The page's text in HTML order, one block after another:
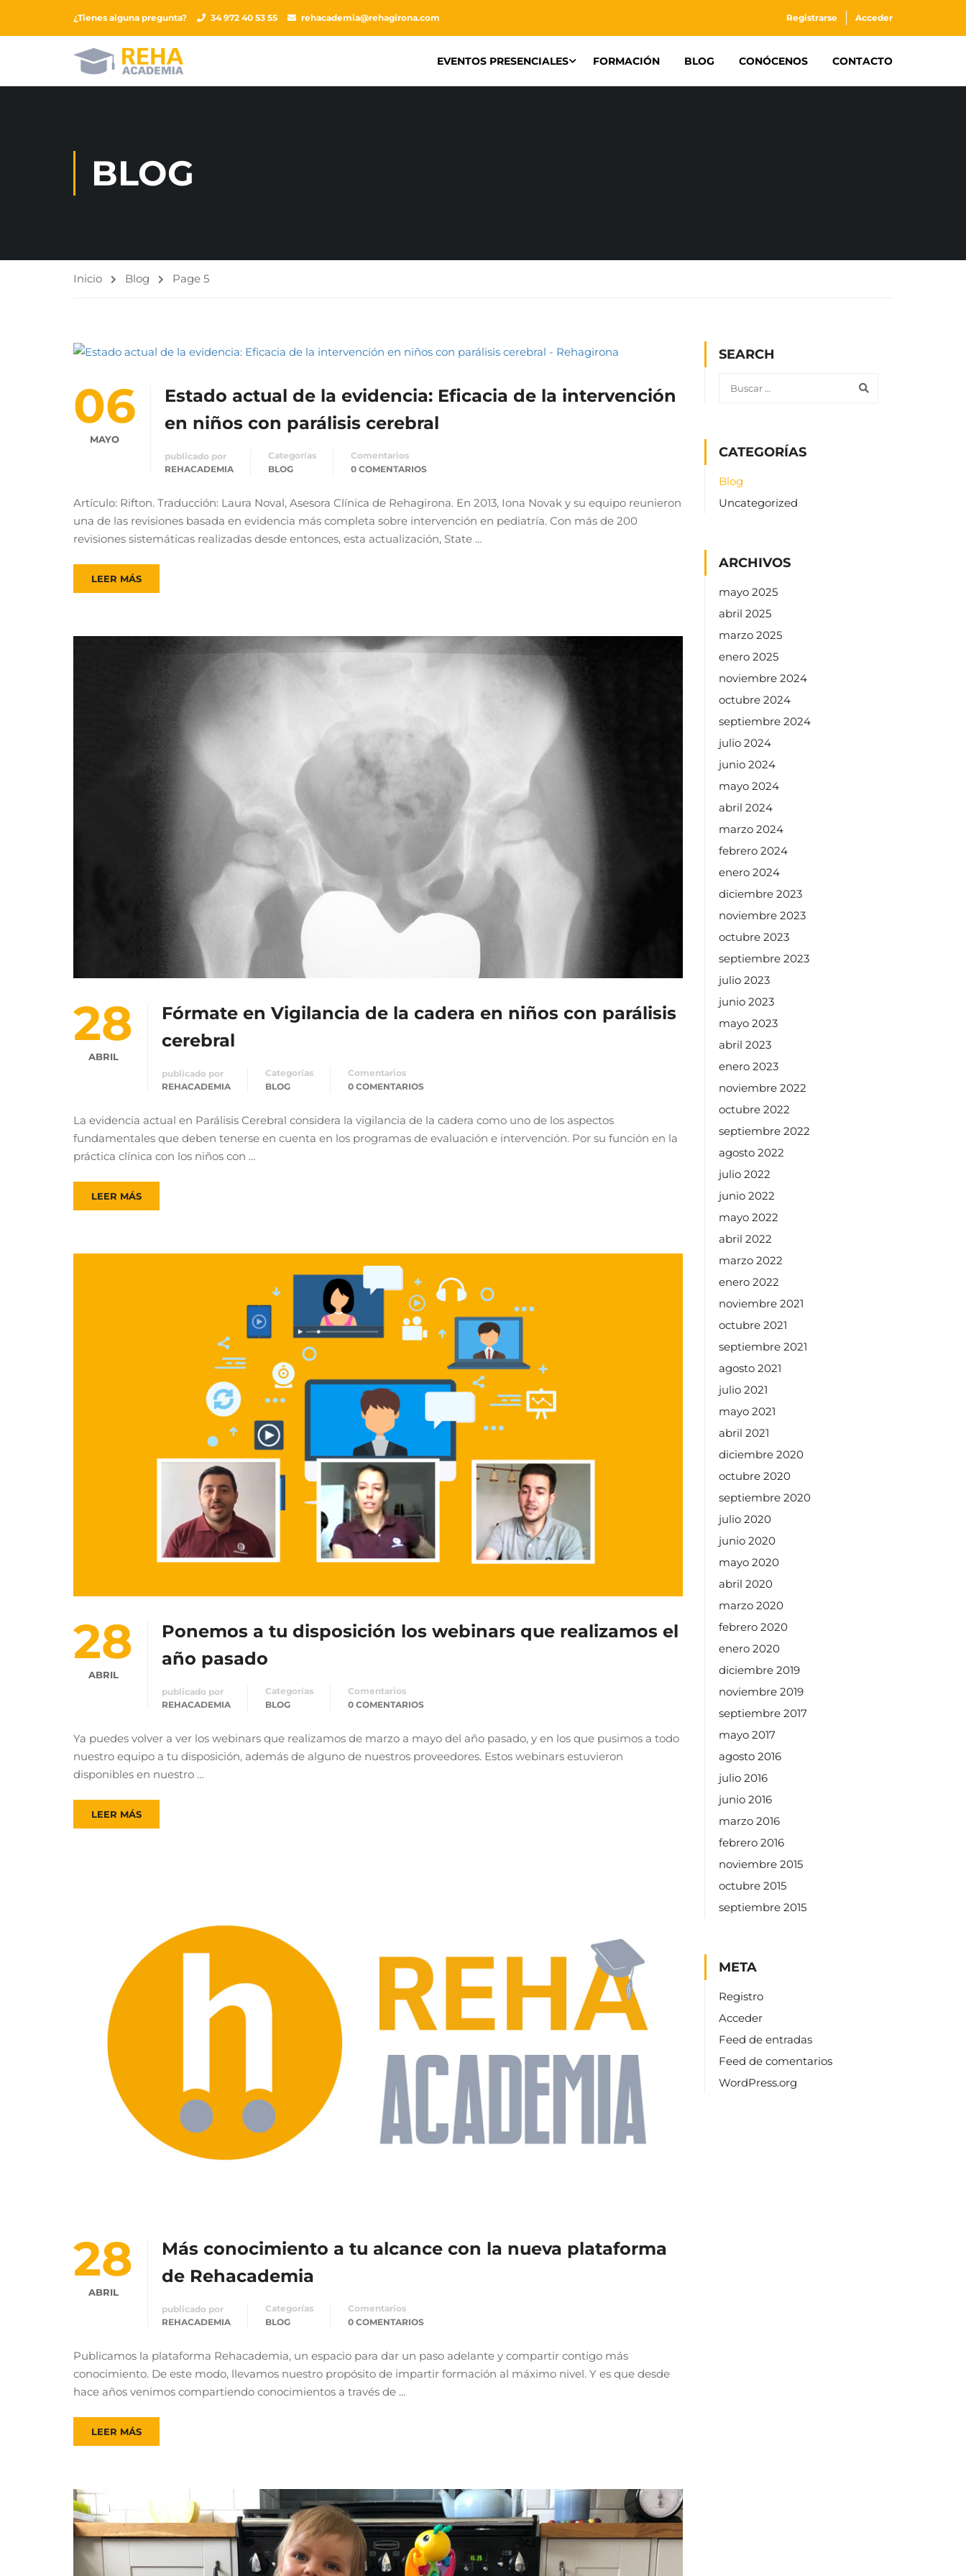
¿Tienes alguna pregunta? 34 972 40 53 55 rehacademia@rehagirona.com Registrarse Acceder
EVENTOS PRESENCIALES FORMACIÓN BLOG CONÓCENOS CONTACTO
BLOG
Inicio Blog Page 5
06
MAYO
Estado actual de la evidencia: Eficacia de la intervención
en niños con parálisis cerebral
publicado por
REHACADEMIA
Categorías
BLOG
Comentarios
0 COMENTARIOS
Artículo: Rifton. Traducción: Laura Noval, Asesora Clínica de Rehagirona. En 2013, Iona Novak y su equipo reunieron
una de las revisiones basada en evidencia más completa sobre intervención en pediatría. Con más de 200
revisiones sistemáticas realizadas desde entonces, esta actualización, State …
LEER MÁS
28
ABRIL
Fórmate en Vigilancia de la cadera en niños con parálisis
cerebral
publicado por
REHACADEMIA
Categorías
BLOG
Comentarios
0 COMENTARIOS
La evidencia actual en Parálisis Cerebral considera la vigilancia de la cadera como uno de los aspectos
fundamentales que deben tenerse en cuenta en los programas de evaluación e intervención. Por su función en la
práctica clínica con los niños con …
LEER MÁS
28
ABRIL
Ponemos a tu disposición los webinars que realizamos el
año pasado
publicado por
REHACADEMIA
Categorías
BLOG
Comentarios
0 COMENTARIOS
Ya puedes volver a ver los webinars que realizamos de marzo a mayo del año pasado, y en los que pusimos a todo
nuestro equipo a tu disposición, además de alguno de nuestros proveedores. Estos webinars estuvieron
disponibles en nuestro …
LEER MÁS
28
ABRIL
Más conocimiento a tu alcance con la nueva plataforma
de Rehacademia
publicado por
REHACADEMIA
Categorías
BLOG
Comentarios
0 COMENTARIOS
Publicamos la plataforma Rehacademia, un espacio para dar un paso adelante y compartir contigo más
conocimiento. De este modo, llevamos nuestro propósito de impartir formación al máximo nivel. Y es que desde
hace años venimos compartiendo conocimientos a través de …
LEER MÁS
SEARCH
CATEGORÍAS
Blog
Uncategorized
ARCHIVOS
mayo 2025
abril 2025
marzo 2025
enero 2025
noviembre 2024
octubre 2024
septiembre 2024
julio 2024
junio 2024
mayo 2024
abril 2024
marzo 2024
febrero 2024
enero 2024
diciembre 2023
noviembre 2023
octubre 2023
septiembre 2023
julio 2023
junio 2023
mayo 2023
abril 2023
enero 2023
noviembre 2022
octubre 2022
septiembre 2022
agosto 2022
julio 2022
junio 2022
mayo 2022
abril 2022
marzo 2022
enero 2022
noviembre 2021
octubre 2021
septiembre 2021
agosto 2021
julio 2021
mayo 2021
abril 2021
diciembre 2020
octubre 2020
septiembre 2020
julio 2020
junio 2020
mayo 2020
abril 2020
marzo 2020
febrero 2020
enero 2020
diciembre 2019
noviembre 2019
septiembre 2017
mayo 2017
agosto 2016
julio 2016
junio 2016
marzo 2016
febrero 2016
noviembre 2015
octubre 2015
septiembre 2015
META
Registro
Acceder
Feed de entradas
Feed de comentarios
WordPress.org